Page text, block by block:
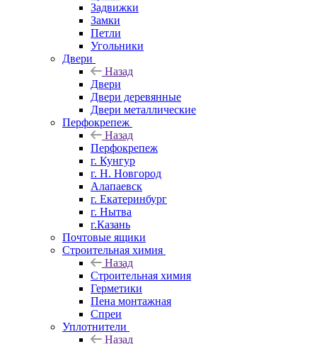
Задвижки
Замки
Петли
Угольники
Двери
Назад
Двери
Двери деревянные
Двери металлические
Перфокрепеж
Назад
Перфокрепеж
г. Кунгур
г. Н. Новгород
Алапаевск
г. Екатеринбург
г. Нытва
г.Казань
Почтовые ящики
Строительная химия
Назад
Строительная химия
Герметики
Пена монтажная
Спреи
Уплотнители
Назад